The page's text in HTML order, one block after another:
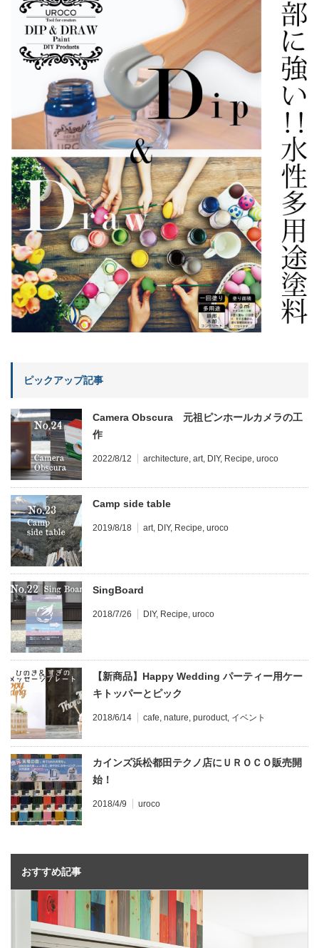
ピックアップ記事
Camera Obscura 元祖ピンホールカメラの工
作
2022/8/12 architecture art DIY, Recipe uroco
Camp side table
2019/8/18 art DIY, Recipe uroco
SingBoard
2018/7/26 DIY, Recipe uroco
【新商品】Happy Wedding パーティー用ケー
キトッパーとピック
2018/6/14 cafe nature puroduct イベント
カインズ浜松都田テクノ店にＵＲＯＣＯ販売開
始！
2018/4/9 uroco
おすすめ記事